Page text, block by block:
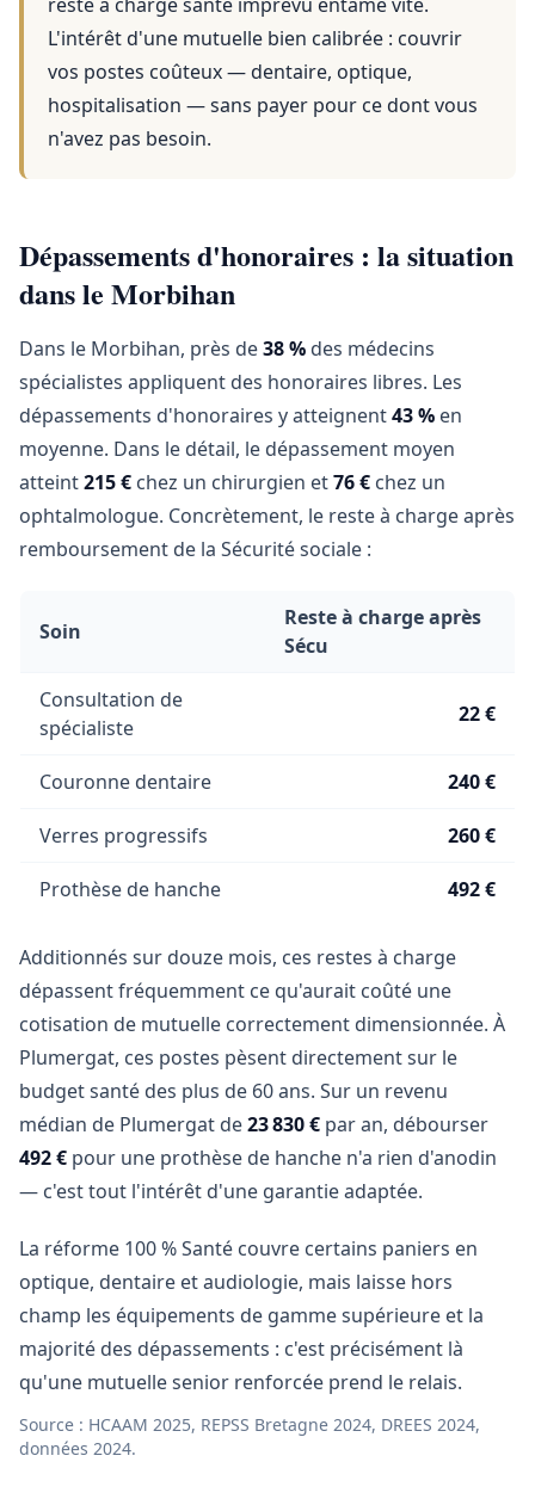
L'intérêt d'une mutuelle bien calibrée : couvrir
vos postes coûteux — dentaire, optique,
hospitalisation — sans payer pour ce dont vous
n'avez pas besoin.
Dépassements d'honoraires : la situation
dans le Morbihan
Dans le Morbihan, près de38 % des médecins
spécialistes appliquent des honoraires libres. Les
dépassements d'honoraires y atteignent43 % en
moyenne. Dans le détail, le dépassement moyen
atteint215 € chez un chirurgien et76 € chez un
ophtalmologue. Concrètement, le reste à charge après
remboursement de la Sécurité sociale :
Soin
Reste à charge après
Sécu
Consultation de
spécialiste
22 €
Couronne dentaire 240 €
Verres progressifs 260 €
Prothèse de hanche 492 €
Additionnés sur douze mois, ces restes à charge
dépassent fréquemment ce qu'aurait coûté une
cotisation de mutuelle correctement dimensionnée. À
Plumergat, ces postes pèsent directement sur le
budget santé des plus de 60 ans. Sur un revenu
médian de Plumergat de23 830 € par an, débourser
492 € pour une prothèse de hanche n'a rien d'anodin
— c'est tout l'intérêt d'une garantie adaptée.
La réforme 100 % Santé couvre certains paniers en
optique, dentaire et audiologie, mais laisse hors
champ les équipements de gamme supérieure et la
majorité des dépassements : c'est précisément là
qu'une mutuelle senior renforcée prend le relais.
Source : HCAAM 2025, REPSS Bretagne 2024, DREES 2024,
données 2024.